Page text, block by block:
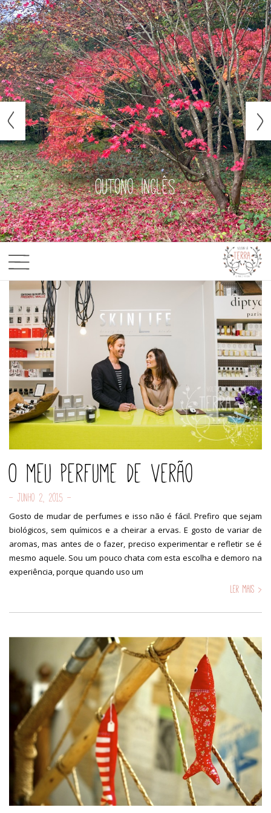
Outono inglês
O meu perfume de Verão
- Junho 2, 2015 -
Gosto de mudar de perfumes e isso não é fácil. Prefiro que sejam
biológicos, sem químicos e a cheirar a ervas. E gosto de variar de
aromas, mas antes de o fazer, preciso experimentar e refletir se é
mesmo aquele. Sou um pouco chata com esta escolha e demoro na
experiência, porque quando uso um
Ler mais >